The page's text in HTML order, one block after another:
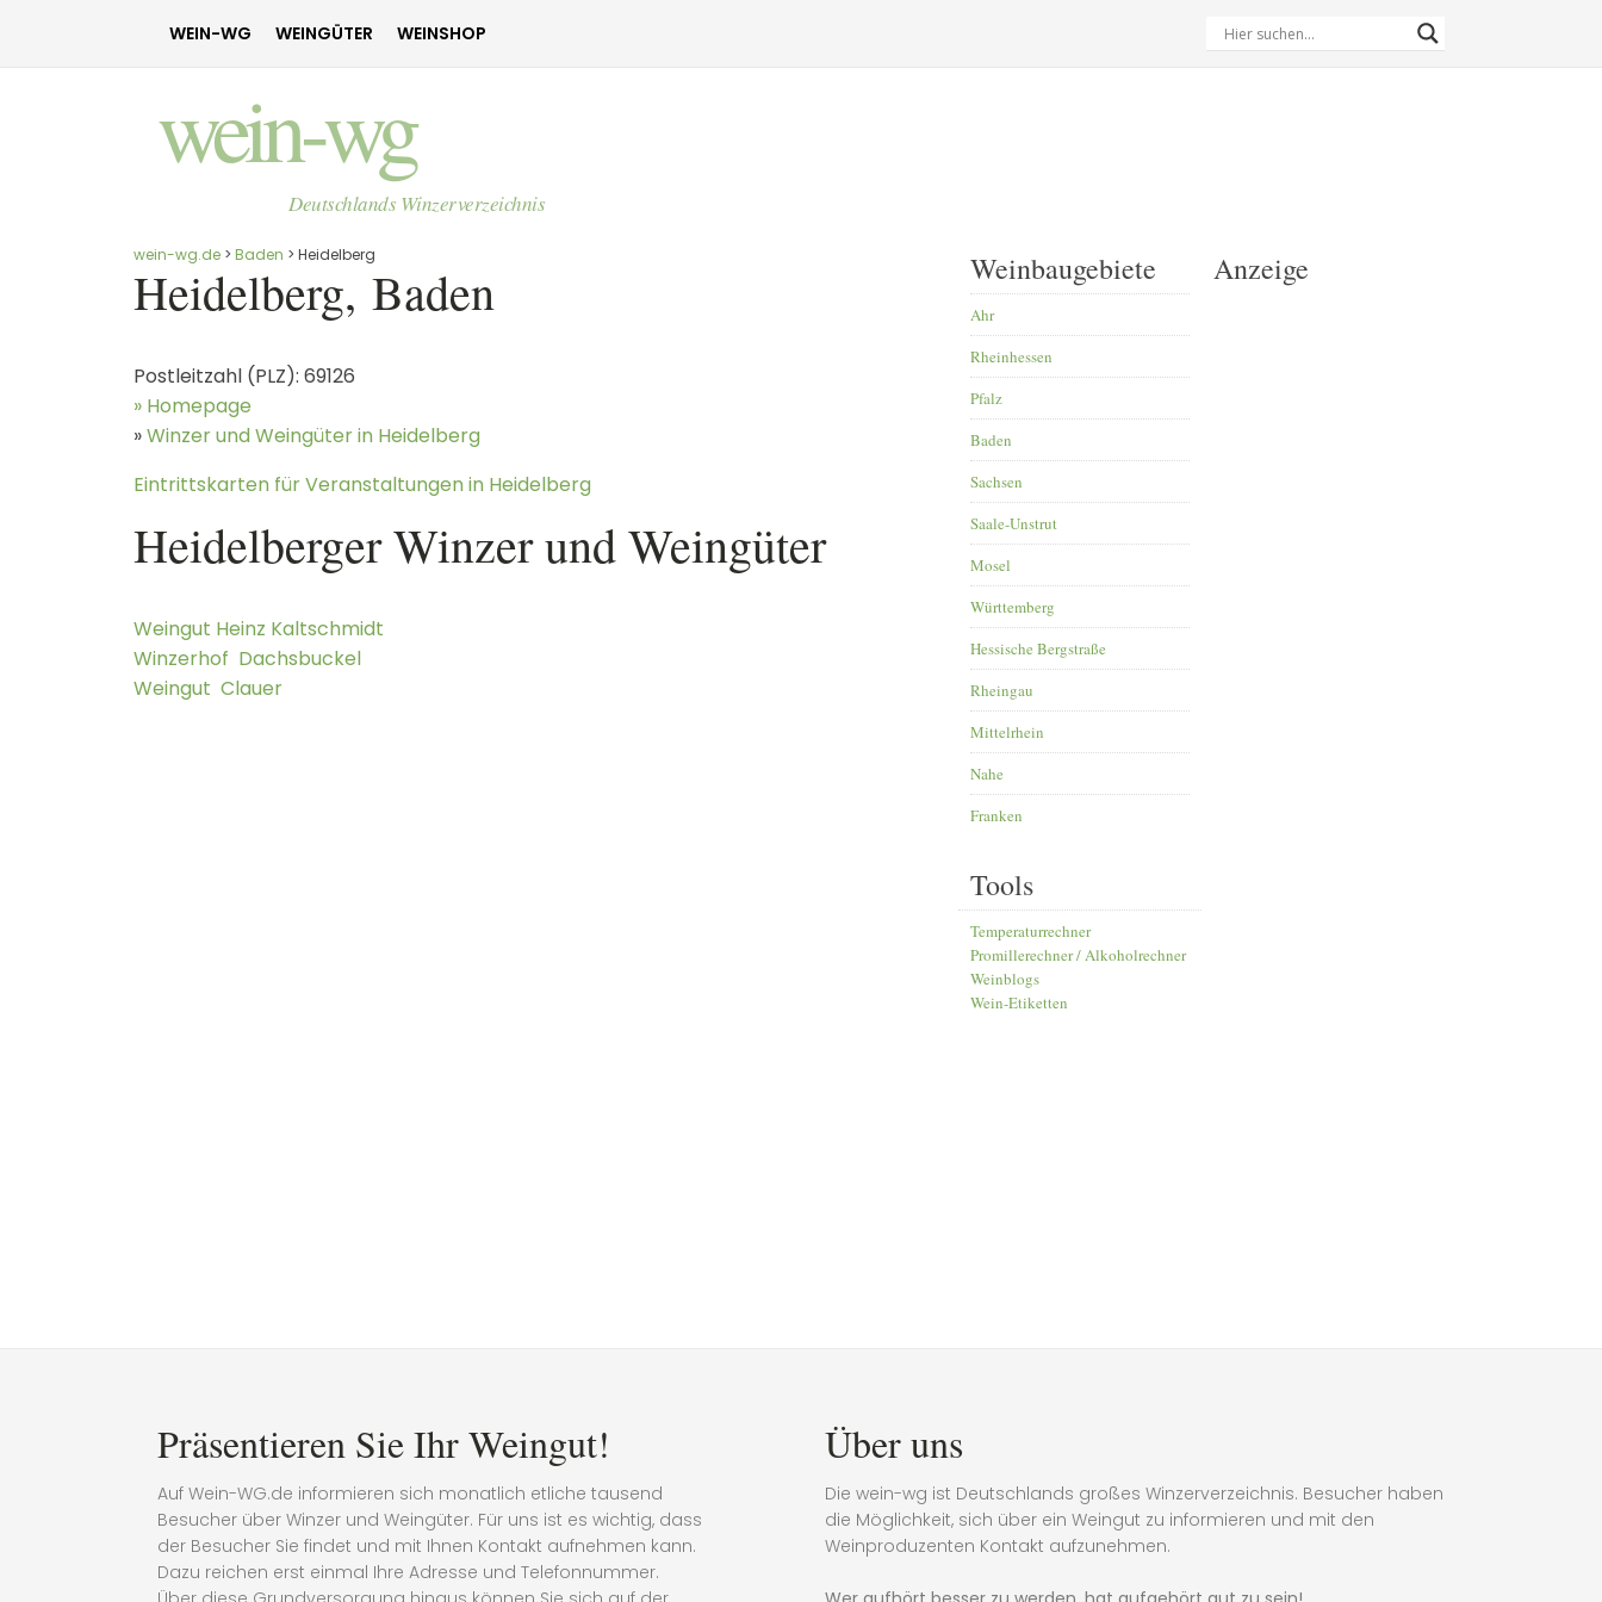
WEIN-WG WEINGÜTER WEINSHOP
wein-wg
Deutschlands Winzerverzeichnis
wein-wg.de > Baden > Heidelberg
Heidelberg, Baden
Postleitzahl (PLZ): 69126
» Homepage
»Winzer und Weingüter in Heidelberg
Eintrittskarten für Veranstaltungen in Heidelberg
Heidelberger Winzer und Weingüter
Weingut Heinz Kaltschmidt
Winzerhof Dachsbuckel
Weingut Clauer
Weinbaugebiete
Ahr
Rheinhessen
Pfalz
Baden
Sachsen
Saale-Unstrut
Mosel
Württemberg
Hessische Bergstraße
Rheingau
Mittelrhein
Nahe
Franken
Tools
Temperaturrechner
Promillerechner / Alkoholrechner
Weinblogs
Wein-Etiketten
Anzeige
Präsentieren Sie Ihr Weingut!
Auf Wein-WG.de informieren sich monatlich etliche tausend
Besucher über Winzer und Weingüter. Für uns ist es wichtig, dass
der Besucher Sie findet und mit Ihnen Kontakt aufnehmen kann.
Dazu reichen erst einmal Ihre Adresse und Telefonnummer.
Über uns
Die wein-wg ist Deutschlands großes Winzerverzeichnis. Besucher haben
die Möglichkeit, sich über ein Weingut zu informieren und mit den
Weinproduzenten Kontakt aufzunehmen.